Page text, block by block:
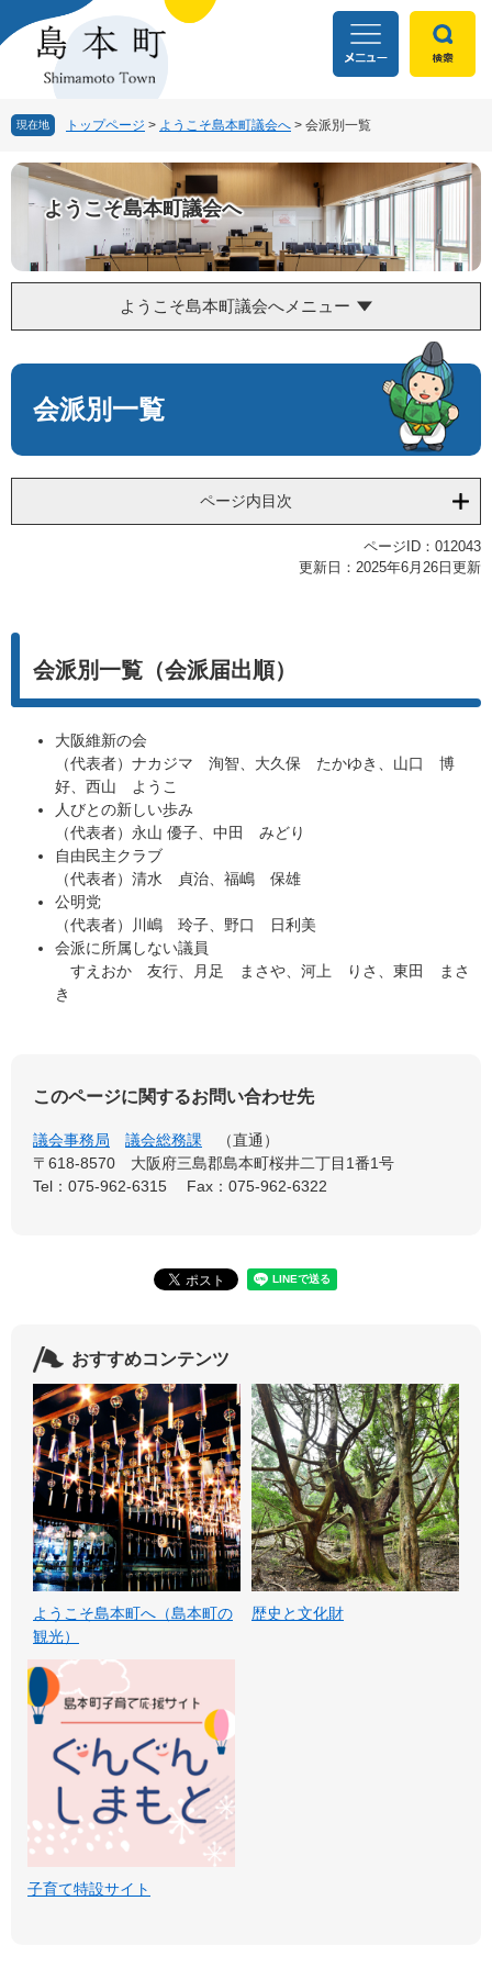
ー
す
ニ
し
へ
現在地 トップページ > ようこそ島本町議会へ > 会派別一覧
ようこそ島本町議会へ
ようこそ島本町議会へメニュー
文
会派別一覧
ページ内目次
ページID：012043
更新日：2025年6月26日更新
会派別一覧（会派届出順）
大阪維新の会
（代表者）ナカジマ 洵智、大久保 たかゆき、山口 博
好、西山 ようこ
人びとの新しい歩み
（代表者）永山 優子、中田 みどり
自由民主クラブ
（代表者）清水 貞治、福嶋 保雄
公明党
（代表者）川嶋 玲子、野口 日利美
会派に所属しない議員
すえおか 友行、月足 まさや、河上 りさ、東田 まさ
き
このページに関するお問い合わせ先
議会事務局 議会総務課
直通
〒618-8570
大阪府三島郡島本町桜井二丁目1番1号
Tel：075-962-6315
Fax：075-962-6322
おすすめコンテンツ
ようこそ島本町へ（島本町の
観光）
歴史と文化財
子育て特設サイト